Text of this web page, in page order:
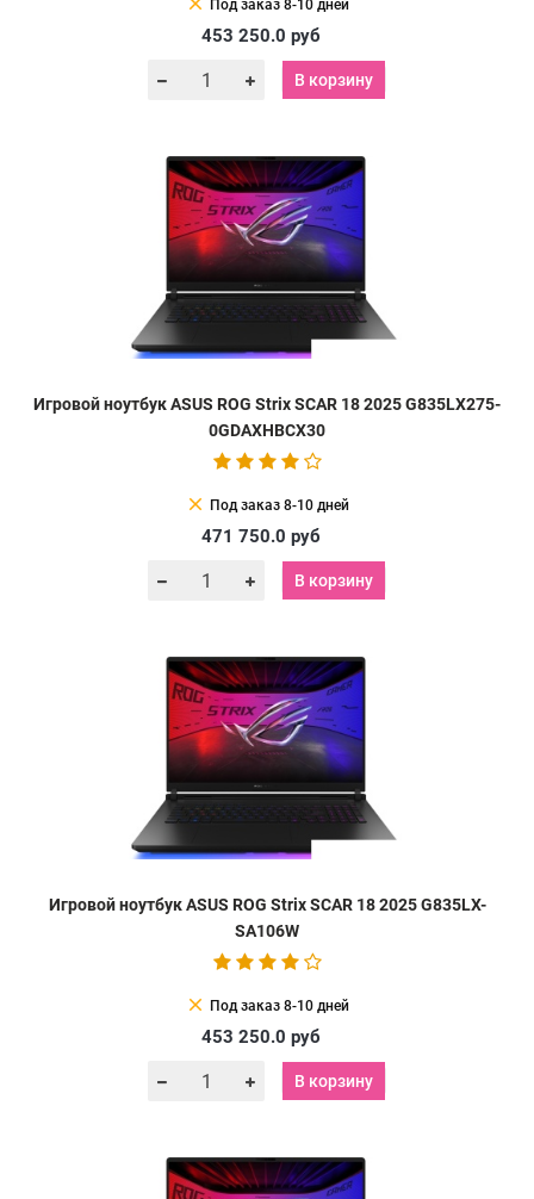
Под заказ 8-10 дней
453 250.0 руб
В корзину
Игровой ноутбук ASUS ROG Strix SCAR 18 2025 G835LX275-
0GDAXHBCX30
clear Под заказ 8-10 дней
471 750.0 руб
В корзину
Игровой ноутбук ASUS ROG Strix SCAR 18 2025 G835LX-
SA106W
clear Под заказ 8-10 дней
453 250.0 руб
В корзину